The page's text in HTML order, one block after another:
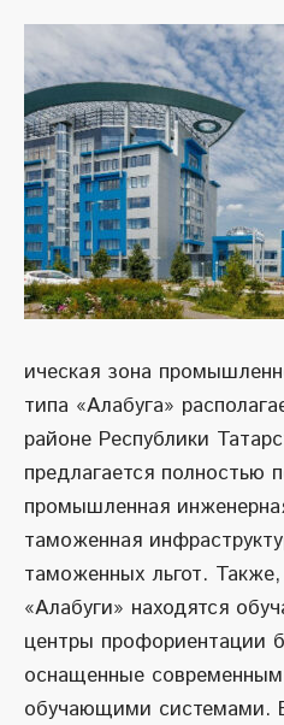
ическая зона
типа «Алабуга»
районе Республики
предлагается полностью
промышленная
таможенная
таможенных льгот.
«Алабуги» находятся
центры профориентации
оснащенные
обучающими системами.